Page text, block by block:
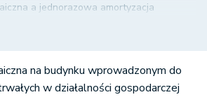
a jednorazowa amortyzacja
wraz z montażem -
wFirma.pl
na budynku wprowadzonym do
w działalności gospodarczej